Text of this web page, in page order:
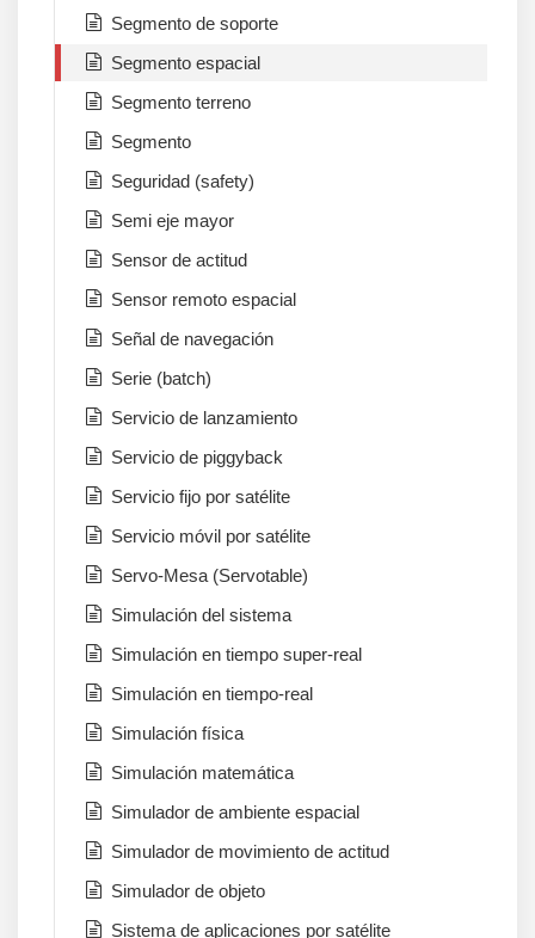
Segmento de soporte
Segmento espacial
Segmento terreno
Segmento
Seguridad (safety)
Semi eje mayor
Sensor de actitud
Sensor remoto espacial
Señal de navegación
Serie (batch)
Servicio de lanzamiento
Servicio de piggyback
Servicio fijo por satélite
Servicio móvil por satélite
Servo-Mesa (Servotable)
Simulación del sistema
Simulación en tiempo super-real
Simulación en tiempo-real
Simulación física
Simulación matemática
Simulador de ambiente espacial
Simulador de movimiento de actitud
Simulador de objeto
Sistema de aplicaciones por satélite